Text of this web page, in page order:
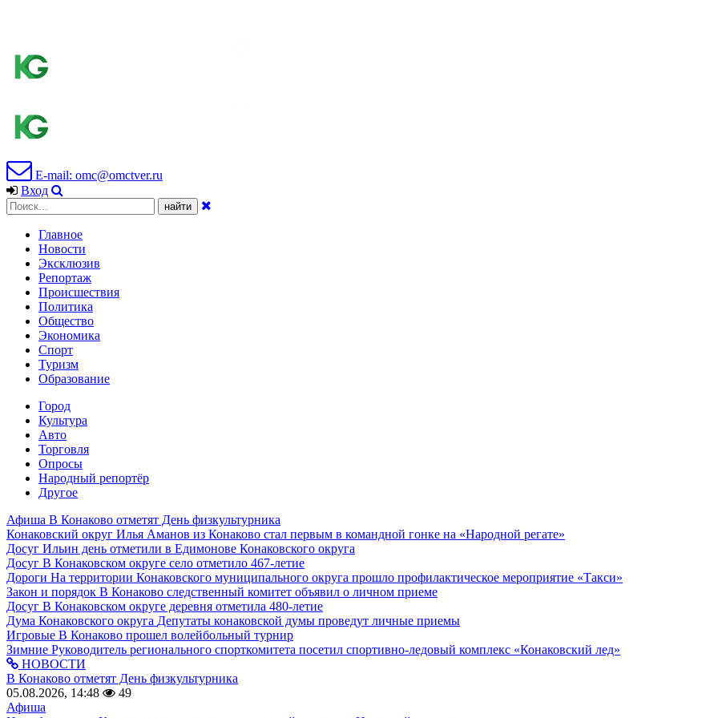
E-mail: omc@omctver.ru
Вход
Главное
Новости
Эксклюзив
Репортаж
Происшествия
Политика
Общество
Экономика
Спорт
Туризм
Образование
Город
Культура
Авто
Торговля
Опросы
Народный репортёр
Другое
Афиша В Конаково отметят День физкультурника
Конаковский округ Илья Аманов из Конаково стал первым в командной гонке на «Народной регате»
Досуг Ильин день отметили в Едимонове Конаковского округа
Досуг В Конаковском округе село отметило 467-летие
Дороги На территории Конаковского муниципального округа прошло профилактическое мероприятие «Такси»
Закон и порядок В Конаково следственный комитет объявил о личном приеме
Досуг В Конаковском округе деревня отметила 480-летие
Дума Конаковского округа Депутаты конаковской думы проведут личные приемы
Игровые В Конаково прошел волейбольный турнир
Зимние Руководитель регионального спорткомитета посетил спортивно-ледовый комплекс «Конаковский лед»
НОВОСТИ
В Конаково отметят День физкультурника
05.08.2026, 14:48
49
Афиша